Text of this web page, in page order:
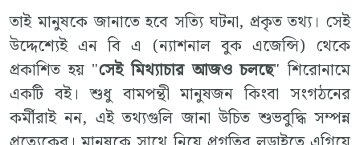
তাই মানুষকে জানাতে হবে সত্যি ঘটনা, প্রকৃত তথ্য। সেই
উদ্দেশ্যেই এন বি এ (ন্যাশনাল বুক এজেন্সি) থেকে
প্রকাশিত হয় "সেই মিথ্যাচার আজও চলছে" শিরোনামে
একটি বই। শুধু বামপন্থী মানুষজন কিংবা সংগঠনের
কর্মীরাই নন, এই তথ্যগুলি জানা উচিত শুভবুদ্ধি সম্পন্ন